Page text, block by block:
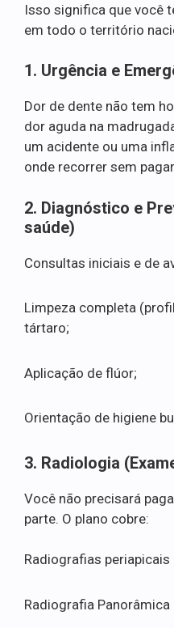
Isso significa que você
em todo o território
1. Urgência e
Dor de dente não tem
dor aguda na
um acidente ou uma
onde recorrer sem
2. Diagnóstico e
saúde)
Consultas iniciais e de
Limpeza completa
tártaro;
Aplicação de flúor;
Orientação de higiene
3. Radiologia
Você não precisará
parte. O plano cobre:
Radiografias
Radiografia